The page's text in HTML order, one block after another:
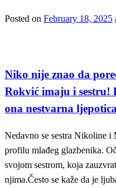
Posted on February 18, 2025
Niko nije znao da
Rokvić imaju i sestru!
ona nestvarna
Nedavno se sestra Nikoline i
profilu mlađeg glazbenika.
svojom sestrom, koja
njima.Često se kaže da je